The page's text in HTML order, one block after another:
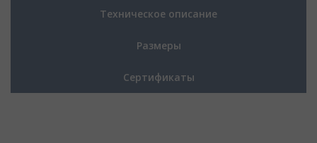
Техническое описание
Размеры
Сертификаты